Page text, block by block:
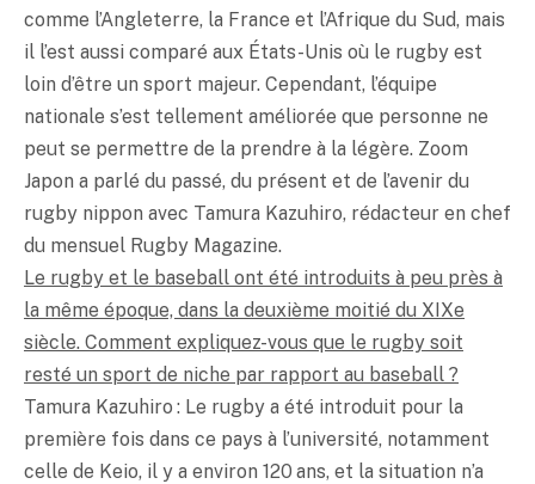
comme l’Angleterre, la France et l’Afrique du Sud, mais
il l’est aussi comparé aux États-Unis où le rugby est
loin d’être un sport majeur. Cependant, l’équipe
nationale s’est tellement améliorée que personne ne
peut se permettre de la prendre à la légère. Zoom
Japon a parlé du passé, du présent et de l’avenir du
rugby nippon avec Tamura Kazuhiro, rédacteur en chef
du mensuel Rugby Magazine.
Le rugby et le baseball ont été introduits à peu près à
la même époque, dans la deuxième moitié du XIXe
siècle. Comment expliquez-vous que le rugby soit
resté un sport de niche par rapport au baseball ?
Tamura Kazuhiro : Le rugby a été introduit pour la
première fois dans ce pays à l’université, notamment
celle de Keio, il y a environ 120 ans, et la situation n’a